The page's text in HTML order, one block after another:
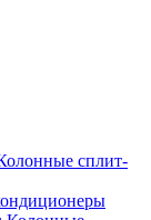
сплит-